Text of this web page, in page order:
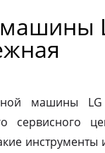
машины
сервисного
инструменты